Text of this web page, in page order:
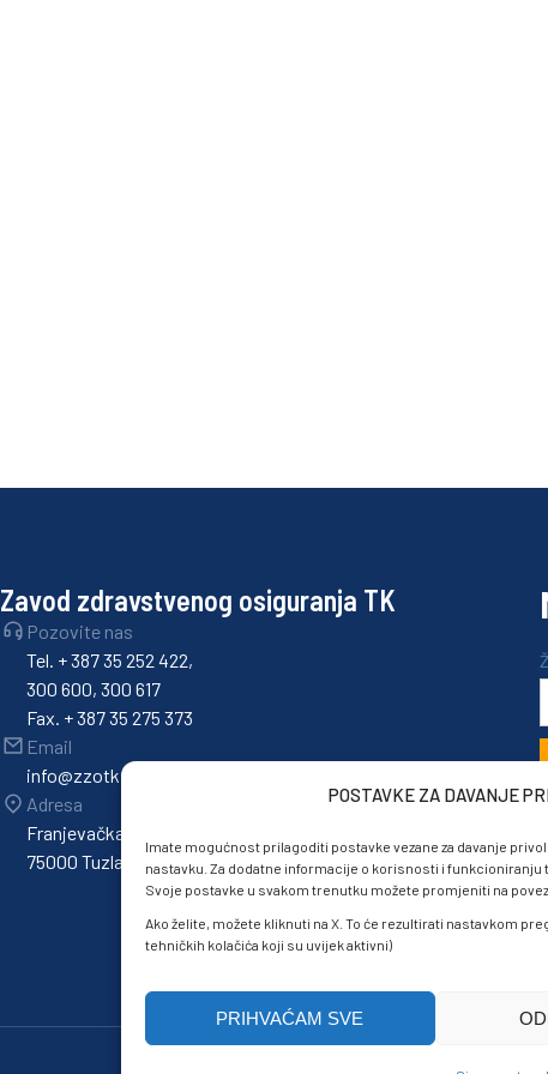
POSTAVKE ZA DAVANJE
Imate mogućnost prilagoditi postavke vezane za davanje
nastavku. Za dodatne informacije o korisnosti i funkcioniranju
Svoje postavke u svakom trenutku možete promjeniti na
Ako želite, možete kliknuti na X. To će rezultirati nastavkom
tehničkih kolačića koji su uvijek aktivni)
PRIHVAĆAM SVE
Zavod zdravstvenog osiguranja TK
Pozovite nas
Tel. + 387 35 252 422,
300 600, 300 617
Fax. + 387 35 275 373
Email
info@zzotk.ba
Adresa
Franjevačka 36,
75000 Tuzla